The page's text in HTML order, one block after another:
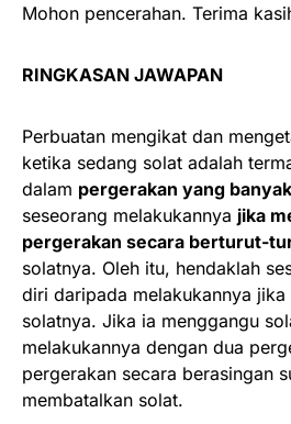
Mohon pencerahan. Terima
RINGKASAN JAWAPAN
Perbuatan mengikat dan
ketika sedang solat adalah
dalam pergerakan yang banyak
seseorang melakukannya jika
pergerakan secara berturut-
solatnya. Oleh itu, hendaklah
diri daripada melakukannya
solatnya. Jika ia menggangu
melakukannya dengan dua
pergerakan secara berasingan
membatalkan solat.